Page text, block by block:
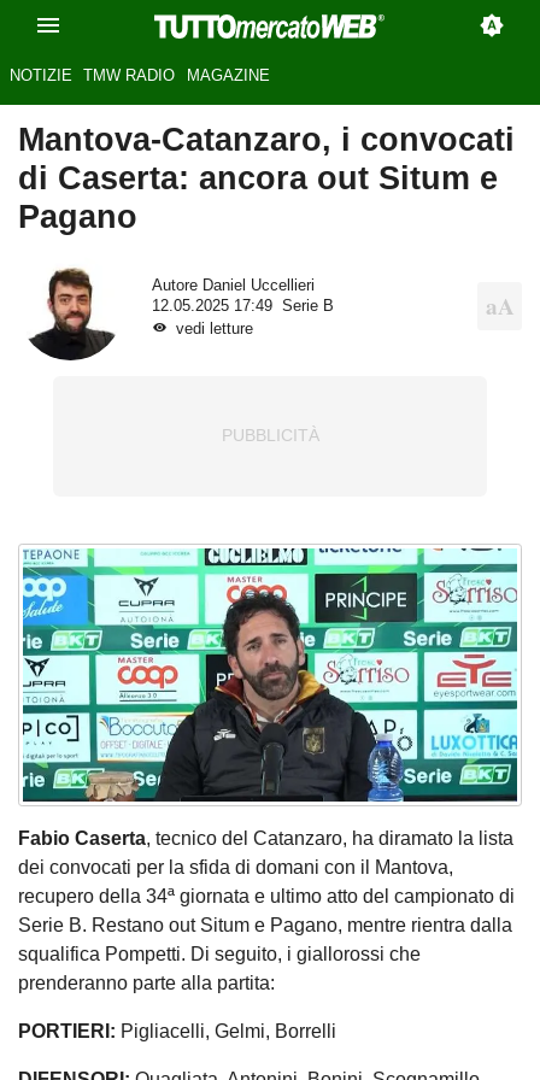
NOTIZIE TMW RADIO MAGAZINE
Mantova-Catanzaro, i convocati
di Caserta: ancora out Situm e
Pagano
Autore Daniel Uccellieri
12.05.2025 17:49
Serie B
vedi letture
Fabio Caserta, tecnico del Catanzaro, ha diramato la lista
dei convocati per la sfida di domani con il Mantova,
recupero della 34ª giornata e ultimo atto del campionato di
Serie B. Restano out Situm e Pagano, mentre rientra dalla
squalifica Pompetti. Di seguito, i giallorossi che
prenderanno parte alla partita:
PORTIERI: Pigliacelli, Gelmi, Borrelli